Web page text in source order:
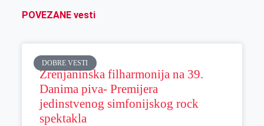
POVEZANE vesti
DOBRE VESTI
Zrenjaninska filharmonija na 39.
Danima piva- Premijera
jedinstvenog simfonijskog rock
spektakla